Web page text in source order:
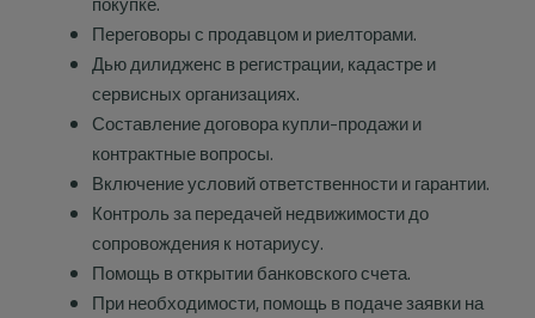
Videos
Info
Контакт
Переговоры с продавцом и риелторами.
Дью дилидженс в регистрации, кадастре и
сервисных организациях.
Составление договора купли-продажи и
контрактные вопросы.
Включение условий ответственности и гарантии.
Контроль за передачей недвижимости до
сопровождения к нотариусу.
Помощь в открытии банковского счета.
При необходимости, помощь в подаче заявки на